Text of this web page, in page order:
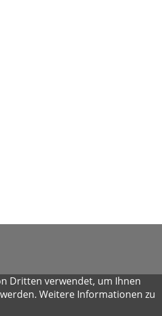
Dritten verwendet, um Ihnen
Weitere Informationen zu